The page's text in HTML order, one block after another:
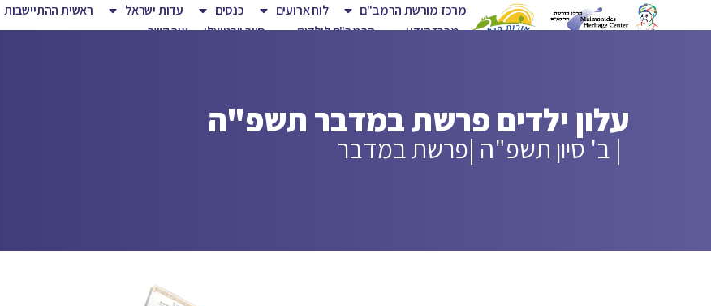
מרכז מורשת הרמב"ם לוח ארועים כנסים עדות ישראל ראשית ההתיישבות
מרכז הידע
הרמב"ם לילדים סיור וירטואלי צור קשר
עלון ילדים פרשת במדבר תשפ"ה
| ב' סיון תשפ"ה |פרשת במדבר